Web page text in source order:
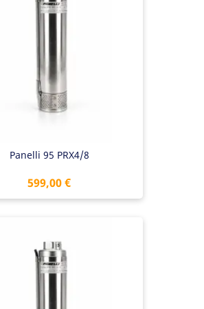
Panelli 95 PRX4/8
Preis
599,00 €